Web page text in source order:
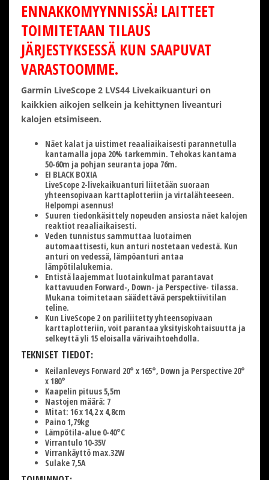
ENNAKKOMYYNNISSÄ! LAITTEET
TOIMITETAAN TILAUS
JÄRJESTYKSESSÄ KUN SAAPUVAT
VARASTOOMME.
Garmin LiveScope 2 LVS44 Livekaikuanturi on
kaikkien aikojen selkein ja kehittynen liveanturi
kalojen etsimiseen.
Näet kalat ja uistimet reaaliaikaisesti parannetulla
kantamalla jopa 20% tarkemmin. Tehokas kantama
50-60m ja pohjan seuranta jopa 76m.
EI BLACK BOXIA
LiveScope 2-livekaikuanturi liitetään suoraan
yhteensopivaan karttaplotteriin ja virtalähteeseen.
Helpompi asennus!
Suuren tiedonkäsittely nopeuden ansiosta näet kalojen
reaktiot reaaliaikaisesti.
Veden tunnistus sammuttaa luotaimen
automaattisesti, kun anturi nostetaan vedestä. Kun
anturi on vedessä, lämpöanturi antaa
lämpötilalukemia.
Entistä laajemmat luotainkulmat parantavat
kattavuuden Forward-, Down- ja Perspective- tilassa.
Mukana toimitetaan säädettävä perspektiivitilan
teline.
Kun LiveScope 2 on pariliitetty yhteensopivaan
karttaplotteriin, voit parantaa yksityiskohtaisuutta ja
selkeyttä yli 15 eloisalla värivaihtoehdolla.
TEKNISET TIEDOT:
Keilanleveys Forward 20° x 165°, Down ja Perspective 20°
x 180°
Kaapelin pituus 5,5m
Nastojen määrä: 7
Mitat: 16 x 14,2 x 4,8cm
Paino 1,79kg
Lämpötila-alue 0-40°C
Virrantulo 10-35V
Virrankäyttö max.32W
Sulake 7,5A